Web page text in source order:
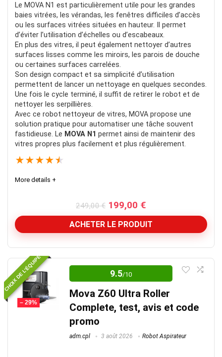
Le MOVA N1 est particulièrement utile pour les grandes
baies vitrées, les vérandas, les fenêtres difficiles d’accès
ou les surfaces vitrées situées en hauteur. Il permet
d’éviter l’utilisation d’échelles ou d’escabeaux.
En plus des vitres, il peut également nettoyer d’autres
surfaces lisses comme les miroirs, les parois de douche
ou certaines surfaces carrelées.
Son design compact et sa simplicité d’utilisation
permettent de lancer un nettoyage en quelques secondes.
Une fois le cycle terminé, il suffit de retirer le robot et de
nettoyer les serpillières.
Avec ce robot nettoyeur de vitres, MOVA propose une
solution pratique pour automatiser une tâche souvent
fastidieuse. Le MOVA N1 permet ainsi de maintenir des
vitres propres plus facilement et plus régulièrement.
★★★★★
More details +
249,00€ Le
prix
initial
était :
199,00 €
prix
actuel
est :
ACHETER LE PRODUIT
Bon rapport qualité/prix
Un très bon produit qui fait le travail qu’on lui demande
Note Globale
CHOIX DE L’ÉQUIPE
– 29%
9.5/10
Mova Z60 Ultra Roller
Complete, test, avis et code
promo
adm.cpl 3 août 2026 Robot Aspirateur